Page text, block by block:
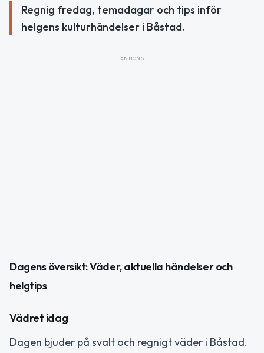
Regnig fredag, temadagar och tips inför
helgens kulturhändelser i Båstad.
ANNONS
Dagens översikt: Väder, aktuella händelser och
helgtips
Vädret idag
Dagen bjuder på svalt och regnigt väder i Båstad.